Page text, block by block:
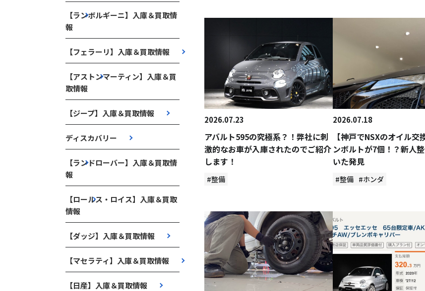
【ランボルギーニ】入庫＆買取情
報
【フェラーリ】入庫＆買取情報
【アストンマーティン】入庫＆買
取情報
【ジープ】入庫＆買取情報
ディスカバリー
【ランドローバー】入庫＆買取情
報
【ロールス・ロイス】入庫＆買取
情報
【ダッジ】入庫＆買取情報
【マセラティ】入庫＆買取情報
【日産】入庫＆買取情報
2026.07.23
アバルト595の究極系？！弊社に刺
激的なお車が入庫されたのでご紹介
します！
#整備
2026.07.18
【神戸でNSXのオイル交
ンボルトが7個！？新人
いた発見
#整備 #ホンダ